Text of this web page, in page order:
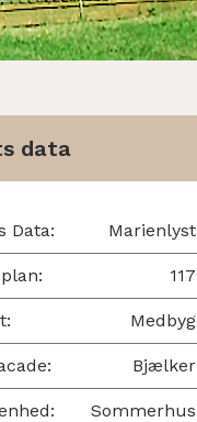
data
Data: Marienlyst
117
Medbyg
Bjælker
Sommerhus